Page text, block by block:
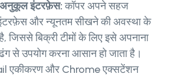
अनुकूल इंटरफ़ेस:कॉपर अपने सहज
इंटरफ़ेस और न्यूनतम सीखने की अवस्था के
जिससे बिक्री टीमों के लिए इसे अपनाना
से उपयोग करना आसान हो जाता है।
एकीकरण और Chrome एक्सटेंशन